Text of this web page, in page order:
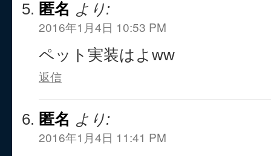
匿名 より:
2016年1月4日 10:53 PM
ペット実装はよww
返信
匿名 より:
2016年1月4日 11:41 PM